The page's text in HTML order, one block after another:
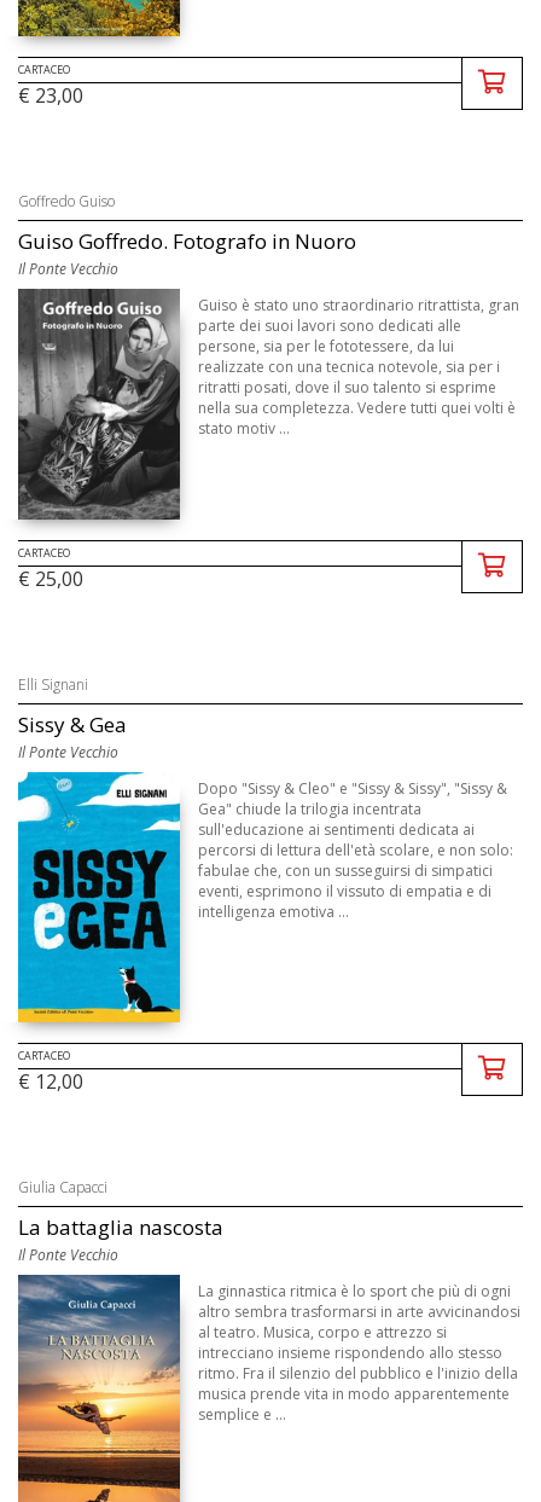
CARTACEO
€ 23,00
Goffredo Guiso
Guiso Goffredo. Fotografo in Nuoro
Il Ponte Vecchio
Guiso è stato uno straordinario ritrattista, gran
parte dei suoi lavori sono dedicati alle
persone, sia per le fototessere, da lui
realizzate con una tecnica notevole, sia per i
ritratti posati, dove il suo talento si esprime
nella sua completezza. Vedere tutti quei volti è
stato motiv ...
CARTACEO
€ 25,00
Elli Signani
Sissy & Gea
Il Ponte Vecchio
Dopo "Sissy & Cleo" e "Sissy & Sissy", "Sissy &
Gea" chiude la trilogia incentrata
sull'educazione ai sentimenti dedicata ai
percorsi di lettura dell'età scolare, e non solo:
fabulae che, con un susseguirsi di simpatici
eventi, esprimono il vissuto di empatia e di
intelligenza emotiva ...
CARTACEO
€ 12,00
Giulia Capacci
La battaglia nascosta
Il Ponte Vecchio
La ginnastica ritmica è lo sport che più di ogni
altro sembra trasformarsi in arte avvicinandosi
al teatro. Musica, corpo e attrezzo si
intrecciano insieme rispondendo allo stesso
ritmo. Fra il silenzio del pubblico e l'inizio della
musica prende vita in modo apparentemente
semplice e ...